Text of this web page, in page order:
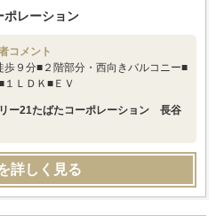
ポレーション
コメント
歩９分■２階部分・西向きバルコニー■
１ＬＤＫ■ＥＶ
ー21たばたコーポレーション 長谷
詳しく見る